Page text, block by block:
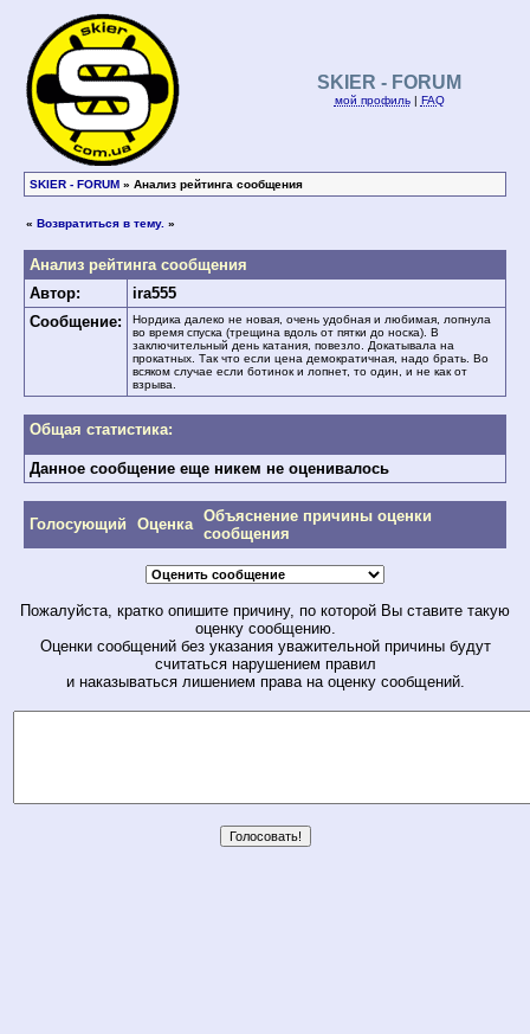
SKIER - FORUM
мой профиль| FAQ
SKIER - FORUM » Анализ рейтинга сообщения
« Возвратиться в тему. »
Анализ рейтинга сообщения
Автор:
ira555
Сообщение:
Нордика далеко не новая, очень удобная и любимая, лопнула
во время спуска (трещина вдоль от пятки до носка). В
заключительный день катания, повезло. Докатывала на
прокатных. Так что если цена демократичная, надо брать. Во
всяком случае если ботинок и лопнет, то один, и не как от
взрыва.
Общая статистика:
Данное сообщение еще никем не оценивалось
Голосующий Оценка Объяснение причины оценки
сообщения
Пожалуйста, кратко опишите причину, по которой Вы ставите такую
оценку сообщению.
Оценки сообщений без указания уважительной причины будут
считаться нарушением правил
и наказываться лишением права на оценку сообщений.